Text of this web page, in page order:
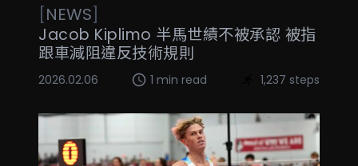
[NEWS]
Jacob Kiplimo 半馬世績不被承認 被指
跟車減阻違反技術規則
2026.02.06 1 min read 1,237 steps